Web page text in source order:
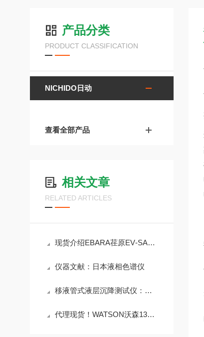
产品分类
PRODUCT CLASSIFICATION
NICHIDO日动
查看全部产品
相关文章
RELATED ARTICLES
现货介绍EBARA荏原EV‑SA30干式真空泵
仪器文献：日本液相色谱仪
移液管式液层沉降测试仪：解析液层沉降的特性
代理现货！WATSON沃森1396-200S外旋式可立冻存管